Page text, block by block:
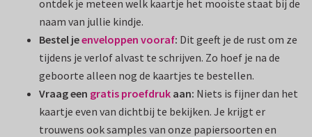
ontdek je meteen welk kaartje het mooiste staat bij de
naam van jullie kindje.
Bestel jeenveloppen vooraf: Dit geeft je de rust om ze
tijdens je verlof alvast te schrijven. Zo hoef je na de
geboorte alleen nog de kaartjes te bestellen.
Vraag een gratis proefdruk aan: Niets is fijner dan het
kaartje even van dichtbij te bekijken. Je krijgt er
trouwens ook samples van onze papiersoorten en